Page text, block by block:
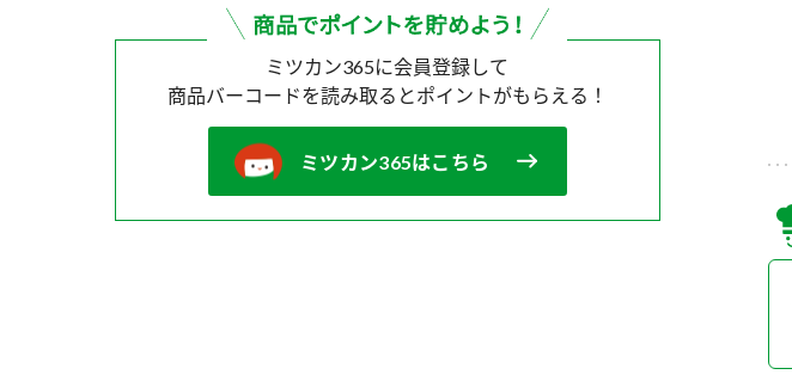
ミツカン365に会員登録して
商品バーコードを読み取ると ポイントがもらえる！
ミツカン365はこちら